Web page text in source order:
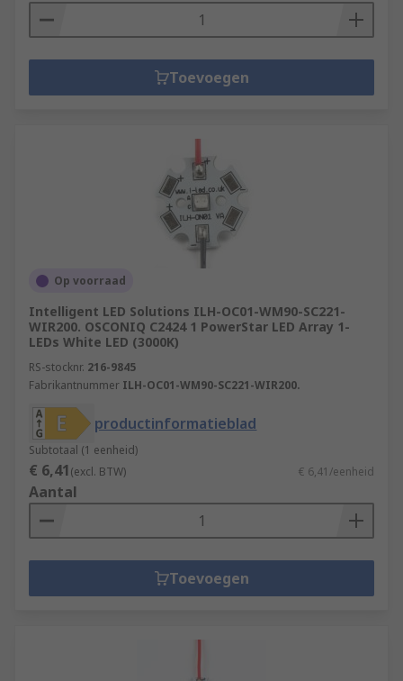
Toevoegen
Op voorraad
Intelligent LED Solutions ILH-OC01-WM90-SC221-
WIR200. OSCONIQ C2424 1 PowerStar LED Array 1-
LEDs White LED (3000K)
RS-stocknr. 216-9845
Fabrikantnummer ILH-OC01-WM90-SC221-WIR200.
productinformatieblad
Subtotaal (1 eenheid)
€ 6,41(excl. BTW) € 6,41/eenheid
Aantal
Toevoegen